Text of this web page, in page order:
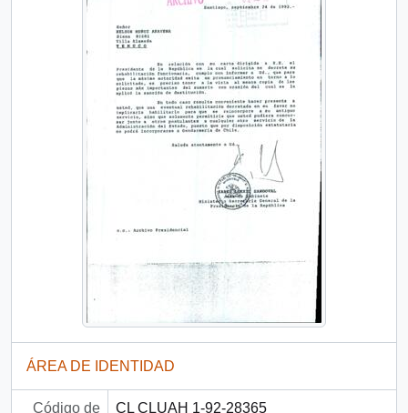
ÁREA DE IDENTIDAD
Código de
CL CLUAH 1-92-28365